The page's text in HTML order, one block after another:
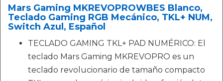
Mars Gaming MKREVOPROWBES Blanco,
Teclado Gaming RGB Mecánico, TKL+ NUM,
Switch Azul, Español
TECLADO GAMING TKL+ PAD NUMÉRICO: El
teclado Mars Gaming MKREVOPRO es un
teclado revolucionario de tamaño compacto